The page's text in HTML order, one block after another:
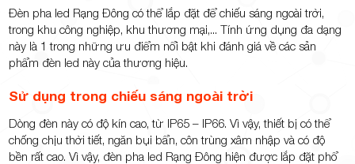
Đèn pha led Rạng Đông có thể lắp đặt để chiếu sáng ngoài trời,
trong khu công nghiệp, khu thương mại,... Tính ứng dụng đa dạng
này là 1 trong những ưu điểm nổi bật khi đánh giá về các sản
phẩm đèn led này của thương hiệu.
Sử dụng trong chiếu sáng ngoài trời
Dòng đèn này có độ kín cao, từ IP65 – IP66. Vì vậy, thiết bị có thể
chống chịu thời tiết, ngăn bụi bẩn, côn trùng xâm nhập và có độ
bền rất cao. Vì vậy, đèn pha led Rạng Đông hiện được lắp đặt phổ